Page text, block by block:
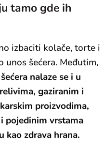
tamo gde ih
izbaciti kolače, torte i
unos šećera. Međutim,
nalaze se i u
gaziranim i
proizvodima,
pojedinim vrstama
kao zdrava hrana.